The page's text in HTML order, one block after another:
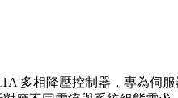
多相降壓控制器，專為伺